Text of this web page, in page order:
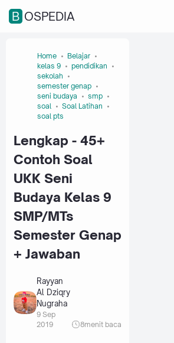
BOSPEDIA
Home
Belajar
kelas 9
pendidikan
sekolah
semester genap
seni budaya
smp
soal
Soal Latihan
soal pts
Lengkap - 45+
Contoh Soal
UKK Seni
Budaya Kelas 9
SMP/MTs
Semester Genap
+ Jawaban
Rayyan
Al Dziqry
Nugraha
9 Sep
2019
8menit baca